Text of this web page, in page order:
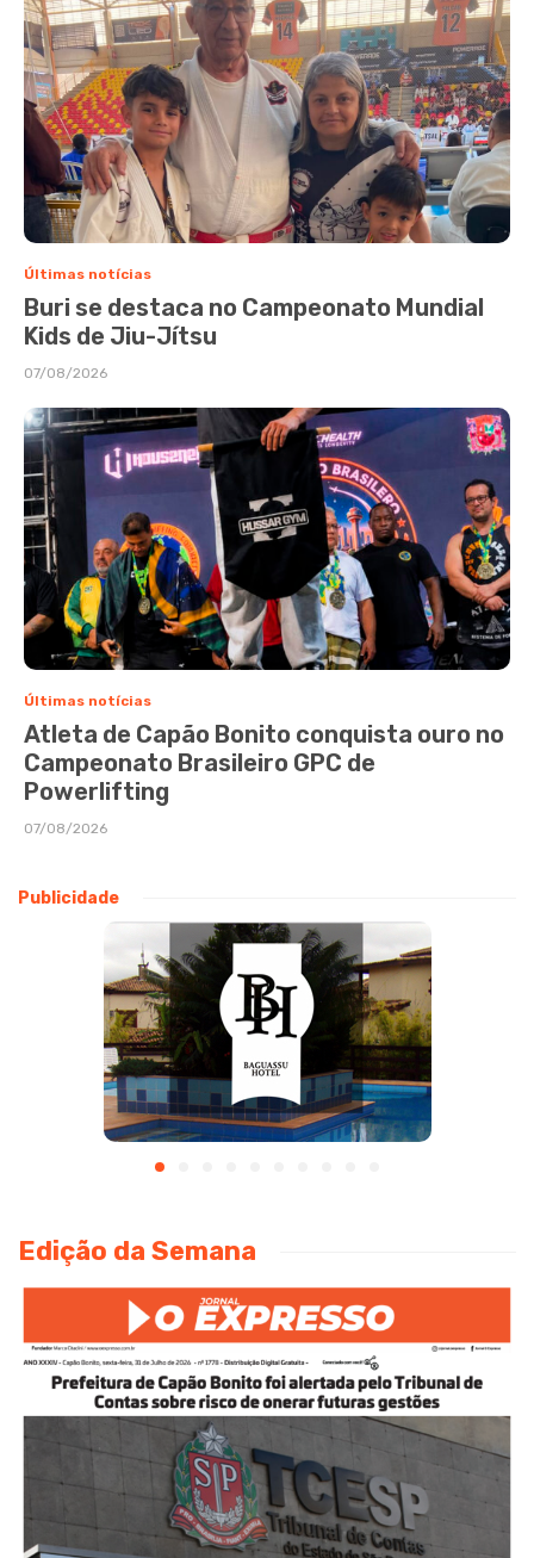
Últimas notícias
Buri se destaca no Campeonato Mundial
Kids de Jiu-Jítsu
07/08/2026
Últimas notícias
Atleta de Capão Bonito conquista ouro no
Campeonato Brasileiro GPC de
Powerlifting
07/08/2026
Publicidade
Edição da Semana